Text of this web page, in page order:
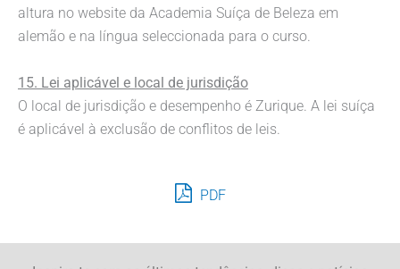
altura no website da Academia Suíça de Beleza em
alemão e na língua seleccionada para o curso.
15. Lei aplicável e local de jurisdição
O local de jurisdição e desempenho é Zurique. A lei suíça
é aplicável à exclusão de conflitos de leis.
PDF